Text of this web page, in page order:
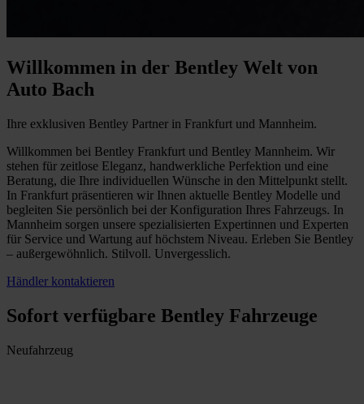
Willkommen in der Bentley Welt von
Auto Bach
Ihre exklusiven Bentley Partner in Frankfurt und Mannheim.
Willkommen bei Bentley Frankfurt und Bentley Mannheim. Wir
stehen für zeitlose Eleganz, handwerkliche Perfektion und eine
Beratung, die Ihre individuellen Wünsche in den Mittelpunkt stellt.
In Frankfurt präsentieren wir Ihnen aktuelle Bentley Modelle und
begleiten Sie persönlich bei der Konfiguration Ihres Fahrzeugs. In
Mannheim sorgen unsere spezialisierten Expertinnen und Experten
für Service und Wartung auf höchstem Niveau. Erleben Sie Bentley
– außergewöhnlich. Stilvoll. Unvergesslich.
Händler kontaktieren
Sofort verfügbare Bentley Fahrzeuge
Neufahrzeug